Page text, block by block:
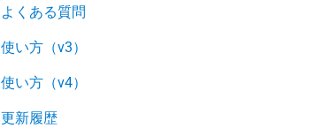
よくある質問
使い方（v3）
使い方（v4）
更新履歴